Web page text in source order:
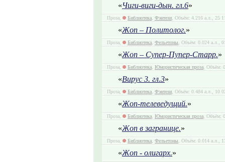
«Чиги-виги-дын. гл.6»
Проза, Библиотека, Фэнтези, Объём: 4.216 а.л., 25
«Жоп – Политолог.»
Проза, Библиотека, Фельетоны, Объём: 0.024 а.л.,
«Жоп – Супер-Пупер-Старр.»
Проза, Библиотека, Юмористическая проза, Объём:
«Вирус 3. гл.3»
Проза, Библиотека, Фэнтези, Объём: 0.484 а.л., 10
«Жоп-телеведущий.»
Проза, Библиотека, Юмористическая проза, Объём:
«Жоп в загранице.»
Проза, Библиотека, Фельетоны, Объём: 0.014 а.л.,
«Жоп - олигарх.»